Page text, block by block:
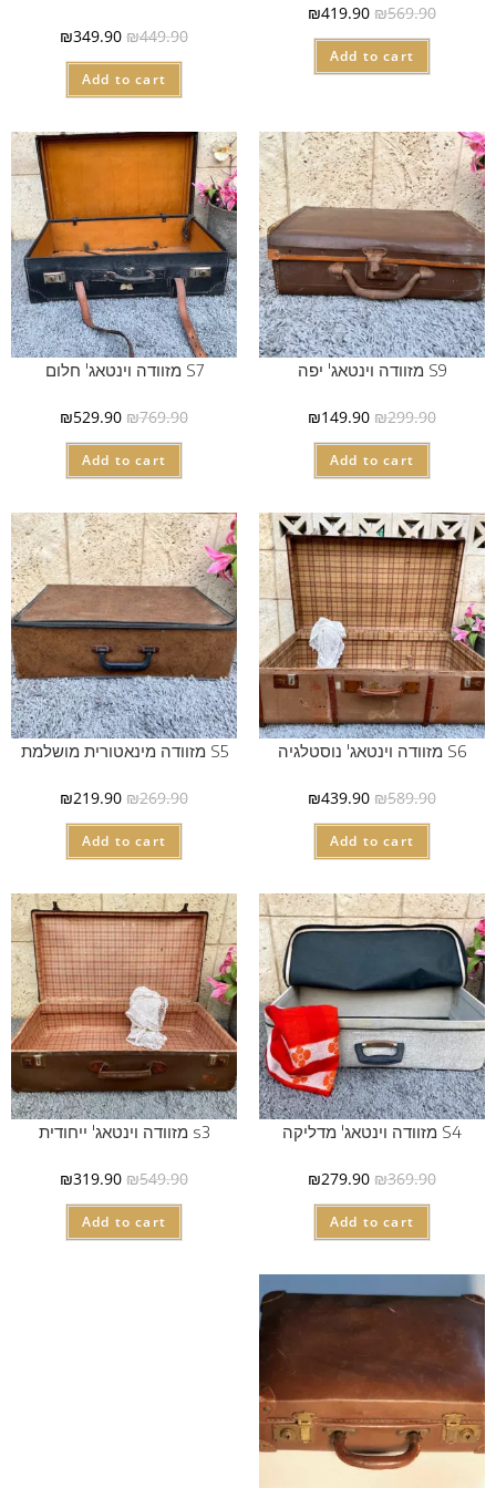
₪569.90
₪419.90
Add to cart
₪449.90
₪349.90
Add to cart
S9 מזוודה וינטאג' יפה
₪299.90
₪149.90
Add to cart
S7 מזוודה וינטאג' חלום
₪769.90
₪529.90
Add to cart
S6 מזוודה וינטאג' נוסטלגיה
₪589.90
₪439.90
Add to cart
S5 מזוודה מינאטורית מושלמת
₪269.90
₪219.90
Add to cart
S4 מזוודה וינטאג' מדליקה
₪369.90
₪279.90
Add to cart
s3 מזוודה וינטאג' ייחודית
₪549.90
₪319.90
Add to cart